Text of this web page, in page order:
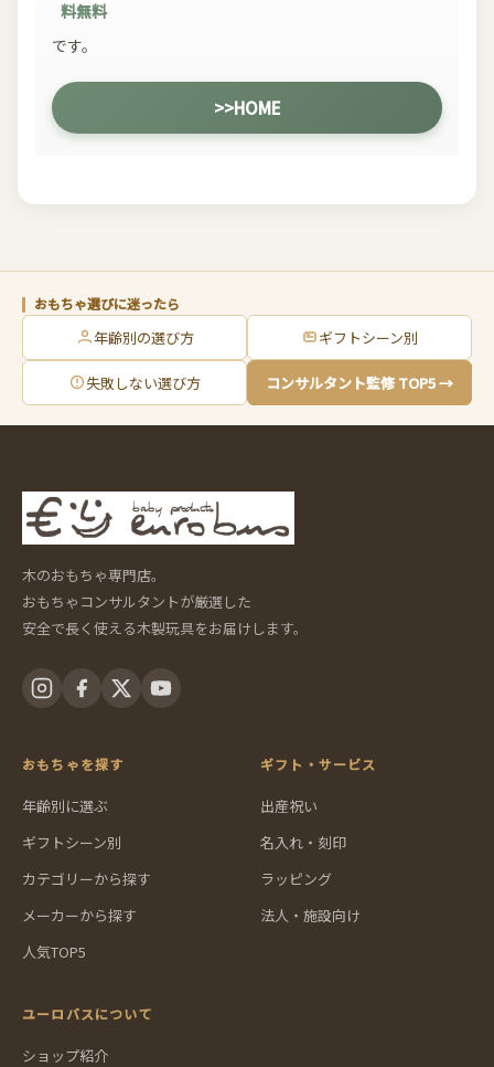
料無料
です。
>>HOME
おもちゃ選びに迷ったら
年齢別の選び方 ギフトシーン別
失敗しない選び方 コンサルタント監修 TOP5 →
木のおもちゃ専門店。
おもちゃコンサルタントが厳選した
安全で長く使える木製玩具をお届けします。
おもちゃを探す
年齢別に選ぶ
ギフトシーン別
カテゴリーから探す
メーカーから探す
人気TOP5
ギフト・サービス
出産祝い
名入れ・刻印
ラッピング
法人・施設向け
ユーロバスについて
ショップ紹介